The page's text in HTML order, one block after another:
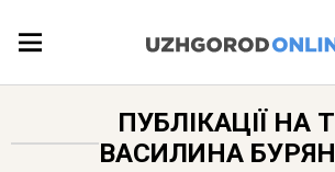
ЛОКАЦІЇ
ПУБЛІКАЦІЇ НА
ВАСИЛИНА